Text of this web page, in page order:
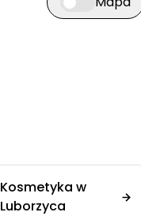
Przełącz
Kosmetyka w
Luborzyca